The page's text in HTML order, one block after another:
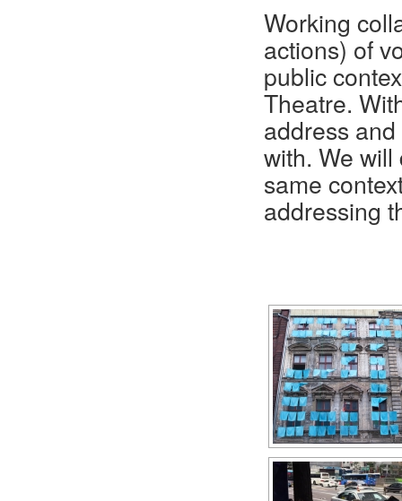
Working
actions) of
public
Theatre.
address
with. We
same
addressing